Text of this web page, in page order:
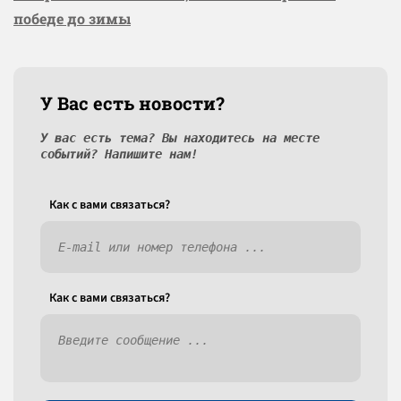
победе до зимы
У Вас есть новости?
У вас есть тема? Вы находитесь на месте
событий? Напишите нам!
Как c вами связаться?
Как c вами связаться?